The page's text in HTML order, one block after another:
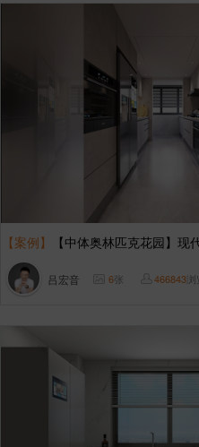
【案例】 【中体奥林匹克花园】现
吕宏音 6张 466843浏